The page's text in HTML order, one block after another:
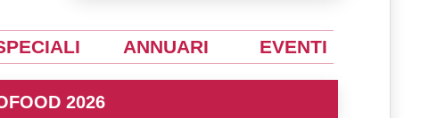
ANNUARI EVENTI
2026